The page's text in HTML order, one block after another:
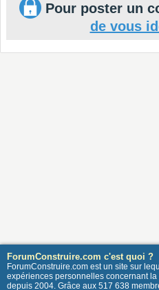
Pour poster un
de vous
ForumConstruire.com c'est quoi ?
ForumConstruire.com est un site sur
expériences personnelles concernant
depuis 2004. Grâce aux 517 638